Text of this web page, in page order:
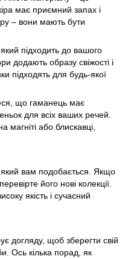
має приємний запах і
– вони мають бути
підходить до вашого
додають образу свіжості і
підходять для будь-якої
що гаманець має
для всіх ваших речей.
магніті або блискавці,
вам подобається. Якщо
його нові колекції.
якість і сучасний
догляду, щоб зберегти свій
Ось кілька порад, як